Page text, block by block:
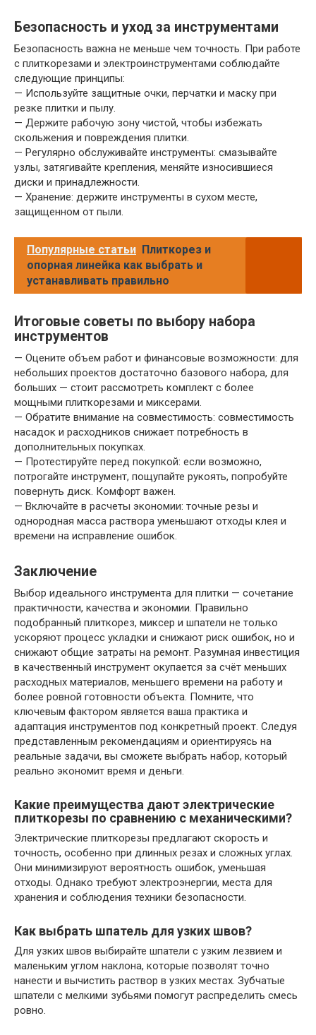
Безопасность и уход за инструментами
Безопасность важна не меньше чем точность. При работе
с плиткорезами и электроинструментами соблюдайте
следующие принципы:
— Используйте защитные очки, перчатки и маску при
резке плитки и пылу.
— Держите рабочую зону чистой, чтобы избежать
скольжения и повреждения плитки.
— Регулярно обслуживайте инструменты: смазывайте
узлы, затягивайте крепления, меняйте износившиеся
диски и принадлежности.
— Хранение: держите инструменты в сухом месте,
защищенном от пыли.
Популярные статьи Плиткорез и
опорная линейка как выбрать и
устанавливать правильно
Итоговые советы по выбору набора
инструментов
— Оцените объем работ и финансовые возможности: для
небольших проектов достаточно базового набора, для
больших — стоит рассмотреть комплект с более
мощными плиткорезами и миксерами.
— Обратите внимание на совместимость: совместимость
насадок и расходников снижает потребность в
дополнительных покупках.
— Протестируйте перед покупкой: если возможно,
потрогайте инструмент, пощупайте рукоять, попробуйте
повернуть диск. Комфорт важен.
— Включайте в расчеты экономии: точные резы и
однородная масса раствора уменьшают отходы клея и
времени на исправление ошибок.
Заключение
Выбор идеального инструмента для плитки — сочетание
практичности, качества и экономии. Правильно
подобранный плиткорез, миксер и шпатели не только
ускоряют процесс укладки и снижают риск ошибок, но и
снижают общие затраты на ремонт. Разумная инвестиция
в качественный инструмент окупается за счёт меньших
расходных материалов, меньшего времени на работу и
более ровной готовности объекта. Помните, что
ключевым фактором является ваша практика и
адаптация инструментов под конкретный проект. Следуя
представленным рекомендациям и ориентируясь на
реальные задачи, вы сможете выбрать набор, который
реально экономит время и деньги.
Какие преимущества дают электрические
плиткорезы по сравнению с механическими?
Электрические плиткорезы предлагают скорость и
точность, особенно при длинных резах и сложных углах.
Они минимизируют вероятность ошибок, уменьшая
отходы. Однако требуют электроэнергии, места для
хранения и соблюдения техники безопасности.
Как выбрать шпатель для узких швов?
Для узких швов выбирайте шпатели с узким лезвием и
маленьким углом наклона, которые позволят точно
нанести и вычистить раствор в узких местах. Зубчатые
шпатели с мелкими зубьями помогут распределить смесь
ровно.